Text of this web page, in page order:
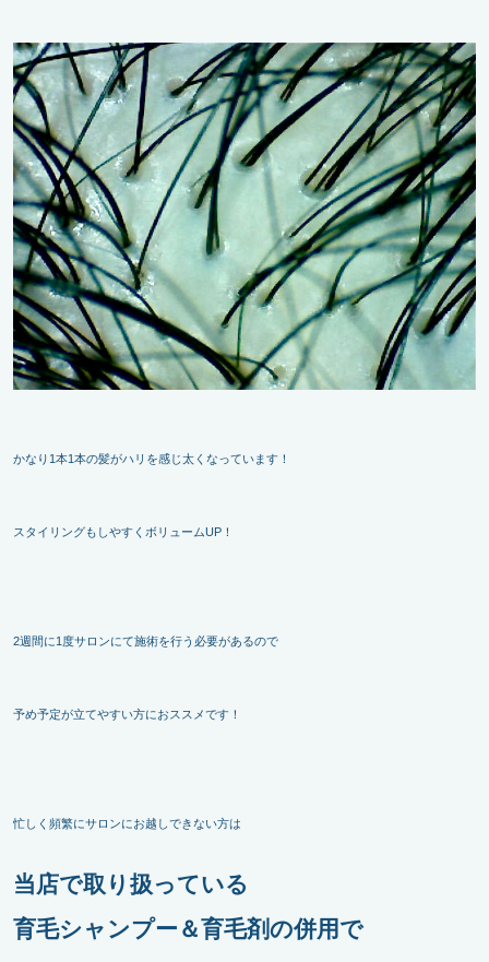
かなり1本1本の髪がハリを感じ太くなっています！
スタイリングもしやすくボリュームUP！
2週間に1度サロンにて施術を行う必要があるので
予め予定が立てやすい方におススメです！
忙しく頻繁にサロンにお越しできない方は
当店で取り扱っている
育毛シャンプー＆育毛剤の併用で